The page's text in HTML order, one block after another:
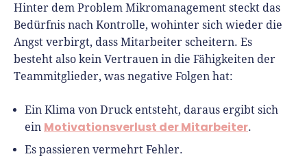
Hinter dem Problem Mikromanagement steckt das
Bedürfnis nach Kontrolle, wohinter sich wieder die
Angst verbirgt, dass Mitarbeiter scheitern. Es
besteht also kein Vertrauen in die Fähigkeiten der
Teammitglieder, was negative Folgen hat:
Ein Klima von Druck entsteht, daraus ergibt sich
ein Motivationsverlust der Mitarbeiter.
Es passieren vermehrt Fehler.